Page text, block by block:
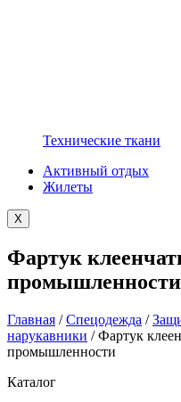
Технические ткани
Активный отдых
Жилеты
X
Фартук
промышленности
Главная /Спецодежда /
нарукавники / Фартук
промышленности
Каталог